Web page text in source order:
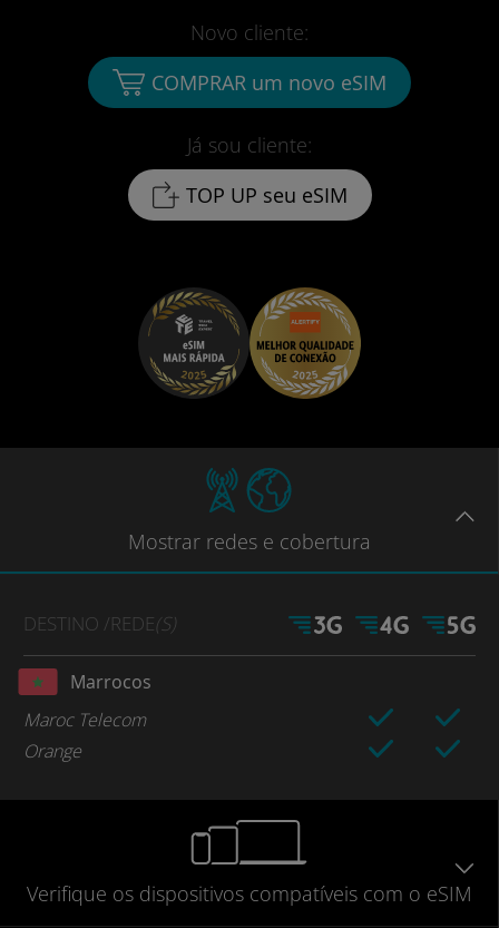
Já sou cliente:
TOP UP seu eSIM
Novo cliente:
COMPRAR um novo eSIM
Mostrar redes e cobertura
DESTINO /REDE(S)
Marrocos
Maroc Telecom
Orange
Verifique os dispositivos compatíveis com o eSIM